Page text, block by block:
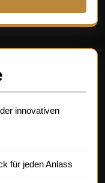
innovativen
für jeden Anlass